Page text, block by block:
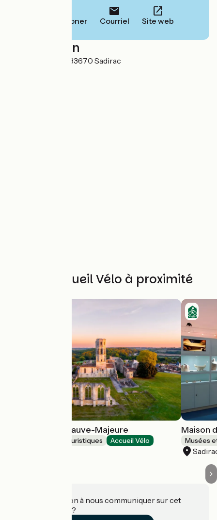
Téléphoner Courriel Site web
Localisation
Place Fouragnan 33670 Sadirac
Autres Accueil Vélo à proximité
Abbaye de La Sauve-Majeure
Musées et sites touristiques Accueil Vélo
Maison
Musées
Une information à nous communiquer sur cet
établissement ?